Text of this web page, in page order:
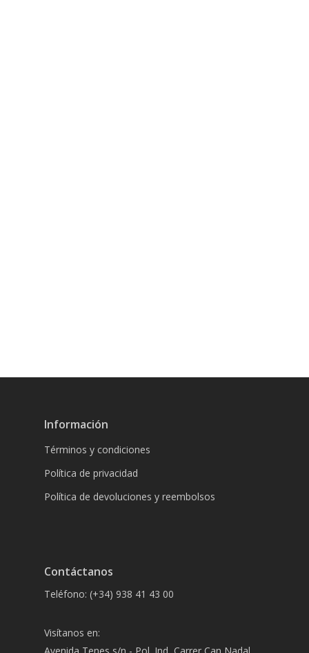
Información
Términos y condiciones
Política de privacidad
Política de devoluciones y reembolsos
Contáctanos
Teléfono: (+34) 938 41 43 00
Visítanos en: